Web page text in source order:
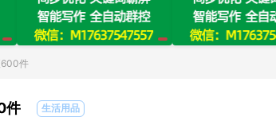
600件
件 生活用品